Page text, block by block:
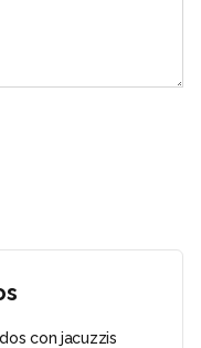
con jacuzzis